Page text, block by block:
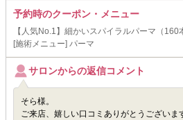
予約時のクーポン・メニュー
【人気No.1】細かいスパイラルパーマ（
[施術メニュー] パーマ
サロンからの返信コメント
そら様。
ご来店、嬉しい口コミありがとうございま